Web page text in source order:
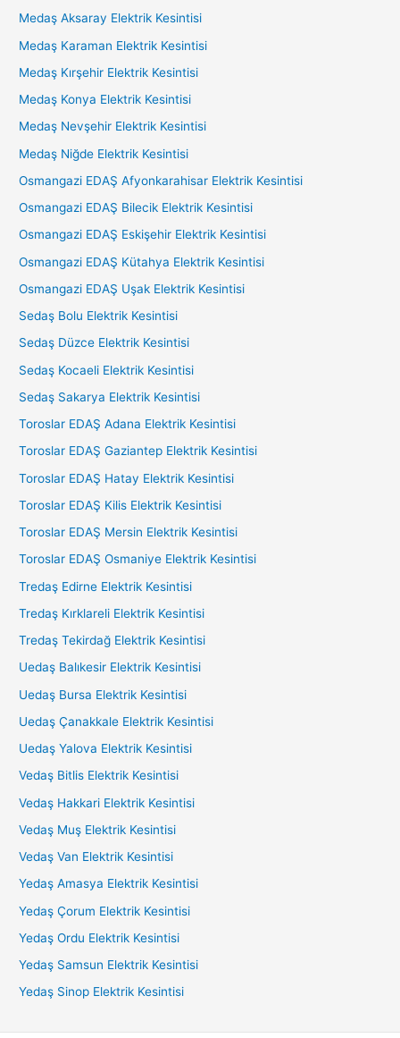
Medaş Aksaray Elektrik Kesintisi
Medaş Karaman Elektrik Kesintisi
Medaş Kırşehir Elektrik Kesintisi
Medaş Konya Elektrik Kesintisi
Medaş Nevşehir Elektrik Kesintisi
Medaş Niğde Elektrik Kesintisi
Osmangazi EDAŞ Afyonkarahisar Elektrik Kesintisi
Osmangazi EDAŞ Bilecik Elektrik Kesintisi
Osmangazi EDAŞ Eskişehir Elektrik Kesintisi
Osmangazi EDAŞ Kütahya Elektrik Kesintisi
Osmangazi EDAŞ Uşak Elektrik Kesintisi
Sedaş Bolu Elektrik Kesintisi
Sedaş Düzce Elektrik Kesintisi
Sedaş Kocaeli Elektrik Kesintisi
Sedaş Sakarya Elektrik Kesintisi
Toroslar EDAŞ Adana Elektrik Kesintisi
Toroslar EDAŞ Gaziantep Elektrik Kesintisi
Toroslar EDAŞ Hatay Elektrik Kesintisi
Toroslar EDAŞ Kilis Elektrik Kesintisi
Toroslar EDAŞ Mersin Elektrik Kesintisi
Toroslar EDAŞ Osmaniye Elektrik Kesintisi
Tredaş Edirne Elektrik Kesintisi
Tredaş Kırklareli Elektrik Kesintisi
Tredaş Tekirdağ Elektrik Kesintisi
Uedaş Balıkesir Elektrik Kesintisi
Uedaş Bursa Elektrik Kesintisi
Uedaş Çanakkale Elektrik Kesintisi
Uedaş Yalova Elektrik Kesintisi
Vedaş Bitlis Elektrik Kesintisi
Vedaş Hakkari Elektrik Kesintisi
Vedaş Muş Elektrik Kesintisi
Vedaş Van Elektrik Kesintisi
Yedaş Amasya Elektrik Kesintisi
Yedaş Çorum Elektrik Kesintisi
Yedaş Ordu Elektrik Kesintisi
Yedaş Samsun Elektrik Kesintisi
Yedaş Sinop Elektrik Kesintisi